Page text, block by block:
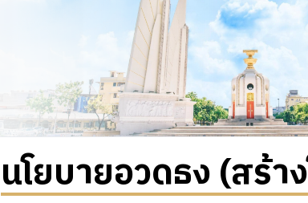
นโยบายอวดธง (สร้